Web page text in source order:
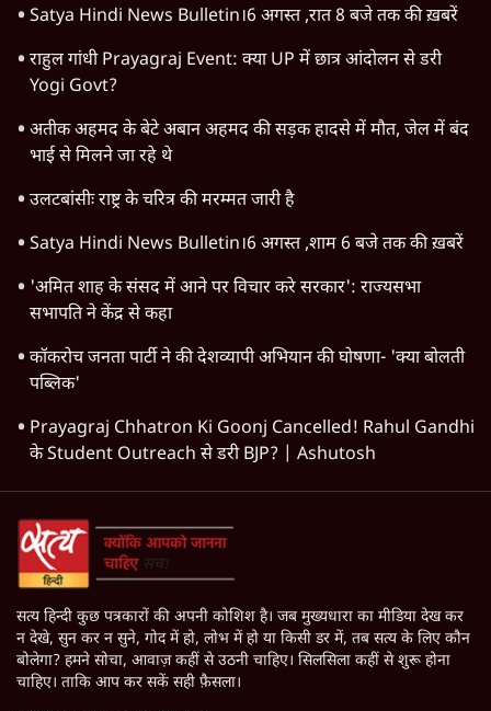
Satya Hindi News Bulletin।6 अगस्त ,रात 8 बजे तक की ख़बरें
राहुल गांधी Prayagraj Event: क्या UP में छात्र आंदोलन से डरी
Yogi Govt?
अतीक अहमद के बेटे अबान अहमद की सड़क हादसे में मौत, जेल में बंद
भाई से मिलने जा रहे थे
उलटबांसीः राष्ट्र के चरित्र की मरम्मत जारी है
Satya Hindi News Bulletin।6 अगस्त ,शाम 6 बजे तक की ख़बरें
'अमित शाह के संसद में आने पर विचार करे सरकार': राज्यसभा
सभापति ने केंद्र से कहा
कॉकरोच जनता पार्टी ने की देशव्यापी अभियान की घोषणा- 'क्या बोलती
पब्लिक'
Prayagraj Chhatron Ki Goonj Cancelled! Rahul Gandhi
के Student Outreach से डरी BJP? | Ashutosh
सत्य हिन्दी कुछ पत्रकारों की अपनी कोशिश है। जब मुख्यधारा का मीडिया देख कर
न देखे, सुन कर न सुने, गोद में हो, लोभ में हो या किसी डर में, तब सत्य के लिए कौन
बोलेगा? हमने सोचा, आवाज़ कहीं से उठनी चाहिए। सिलसिला कहीं से शुरू होना
चाहिए। ताकि आप कर सकें सही फ़ैसला।